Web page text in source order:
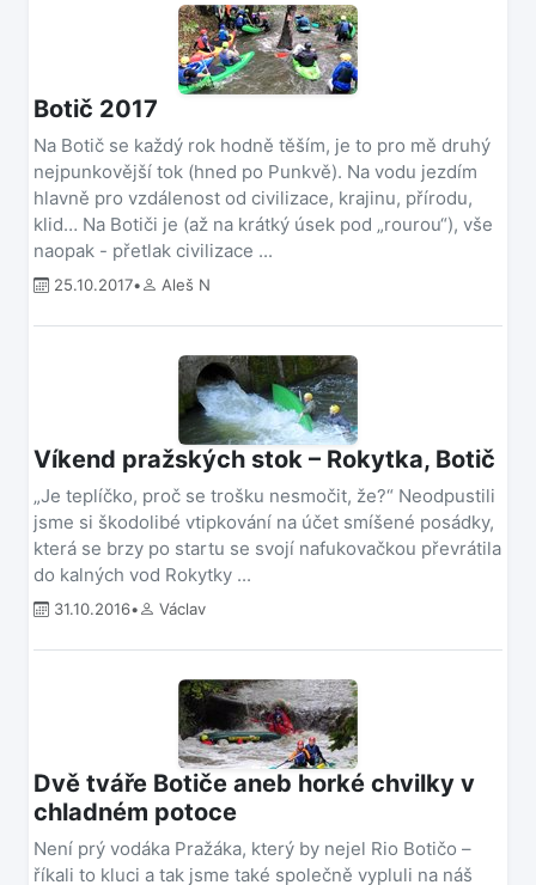
Botič 2017
Na Botič se každý rok hodně těším, je to pro mě druhý
nejpunkovější tok (hned po Punkvě). Na vodu jezdím
hlavně pro vzdálenost od civilizace, krajinu, přírodu,
klid… Na Botiči je (až na krátký úsek pod „rourou“), vše
naopak - přetlak civilizace ...
25.10.2017• Aleš N
Víkend pražských stok – Rokytka, Botič
„Je teplíčko, proč se trošku nesmočit, že?“ Neodpustili
jsme si škodolibé vtipkování na účet smíšené posádky,
která se brzy po startu se svojí nafukovačkou převrátila
do kalných vod Rokytky ...
31.10.2016• Václav
Dvě tváře Botiče aneb horké chvilky v
chladném potoce
Není prý vodáka Pražáka, který by nejel Rio Botičo –
říkali to kluci a tak jsme také společně vypluli na náš